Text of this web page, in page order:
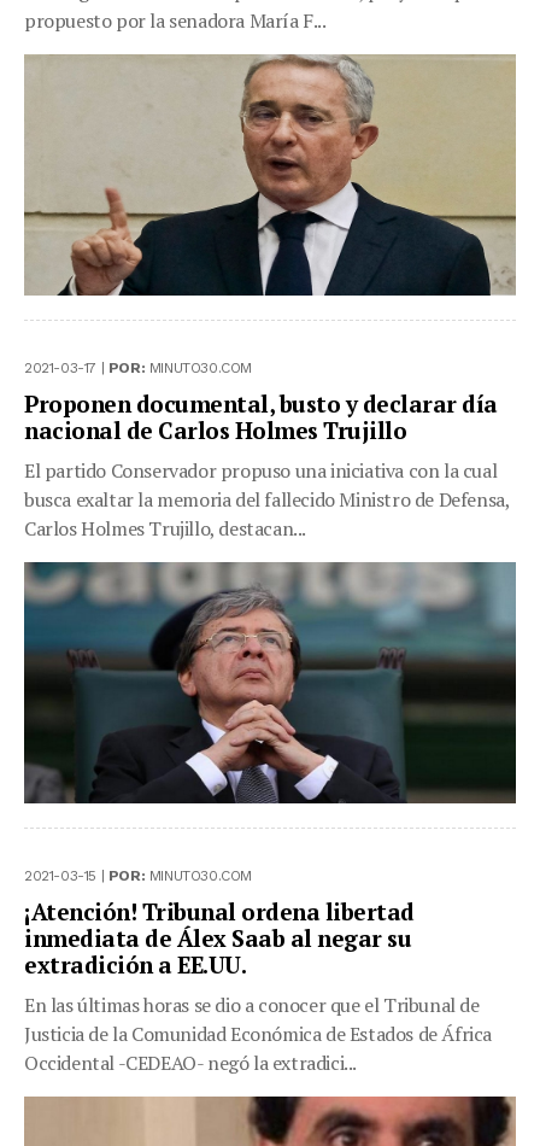
propuesto por la senadora María F...
2021-03-17 | POR: MINUTO30.COM
Proponen documental, busto y declarar día
nacional de Carlos Holmes Trujillo
El partido Conservador propuso una iniciativa con la cual
busca exaltar la memoria del fallecido Ministro de Defensa,
Carlos Holmes Trujillo, destacan...
2021-03-15 | POR: MINUTO30.COM
¡Atención! Tribunal ordena libertad
inmediata de Álex Saab al negar su
extradición a EE.UU.
En las últimas horas se dio a conocer que el Tribunal de
Justicia de la Comunidad Económica de Estados de África
Occidental -CEDEAO- negó la extradici...